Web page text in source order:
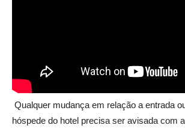
Qualquer mudança em relação a entrada
hóspede do hotel precisa ser avisada com